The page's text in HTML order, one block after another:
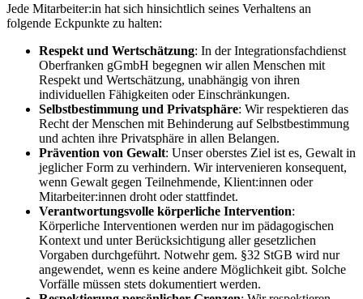
Jede Mitarbeiter:in hat sich hinsichtlich seines Verhaltens an
folgende Eckpunkte zu halten:
Respekt und Wertschätzung: In der Integrationsfachdienst
Oberfranken gGmbH begegnen wir allen Menschen mit
Respekt und Wertschätzung, unabhängig von ihren
individuellen Fähigkeiten oder Einschränkungen.
Selbstbestimmung und Privatsphäre: Wir respektieren das
Recht der Menschen mit Behinderung auf Selbstbestimmung
und achten ihre Privatsphäre in allen Belangen.
Prävention von Gewalt: Unser oberstes Ziel ist es, Gewalt in
jeglicher Form zu verhindern. Wir intervenieren konsequent,
wenn Gewalt gegen Teilnehmende, Klient:innen oder
Mitarbeiter:innen droht oder stattfindet.
Verantwortungsvolle körperliche Intervention:
Körperliche Interventionen werden nur im pädagogischen
Kontext und unter Berücksichtigung aller gesetzlichen
Vorgaben durchgeführt. Notwehr gem. §32 StGB wird nur
angewendet, wenn es keine andere Möglichkeit gibt. Solche
Vorfälle müssen stets dokumentiert werden.